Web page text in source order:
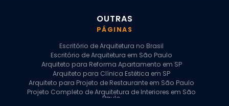
OUTRAS
PÁGINAS
Escritório de Arquitetura no Brasil
Escritório de Arquitetura em São Paulo
Arquiteto para Reforma Apartamento em SP
Arquiteto para Clínica Estética em SP
Arquiteto para Projeto de Restaurante em São Paulo
Projeto Completo de Arquitetura de Interiores em São
Paulo